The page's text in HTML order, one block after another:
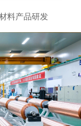
料产品研发